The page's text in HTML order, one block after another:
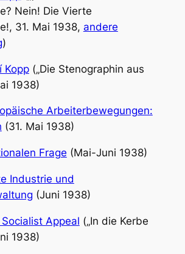
Nein! Die Vierte
31. Mai 1938, andere
)
Kopp(„Die Stenographin aus
1938)
Arbeiterbewegungen:
(31. Mai 1938)
Frage (Mai-Juni 1938)
Industrie und
(Juni 1938)
Appeal („In die Kerbe
1938)